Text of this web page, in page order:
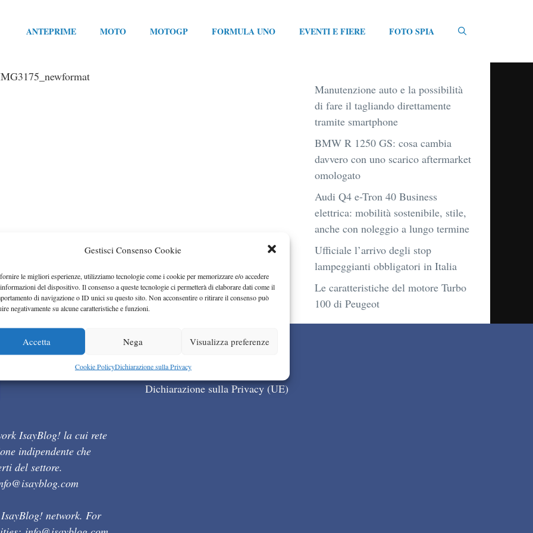
Gestisci Consenso Cookie
le migliori esperienze, utilizziamo tecnologie come i cookie per memorizzare e/o accedere
del dispositivo. Il consenso a queste tecnologie ci permetterà di elaborare dati come il
di navigazione o ID unici su questo sito. Non acconsentire o ritirare il consenso può
negativamente su alcune caratteristiche e funzioni.
Accetta Nega Visualizza preferenze
Cookie PolicyDichiarazione sulla Privacy
ANTEPRIME MOTO MOTOGP FORMULA UNO EVENTI E FIERE FOTO SPIA
Manutenzione auto e la possibilità
di fare il tagliando direttamente
tramite smartphone
BMW R 1250 GS: cosa cambia
davvero con uno scarico aftermarket
omologato
Audi Q4 e-Tron 40 Business
elettrica: mobilità sostenibile, stile,
anche con noleggio a lungo termine
Ufficiale l’arrivo degli stop
lampeggianti obbligatori in Italia
Le caratteristiche del motore Turbo
100 di Peugeot
IsayBlog! la cui rete
indipendente che
del settore.
network. For
Cookie Policy (UE)
Dichiarazione sulla Privacy (UE)